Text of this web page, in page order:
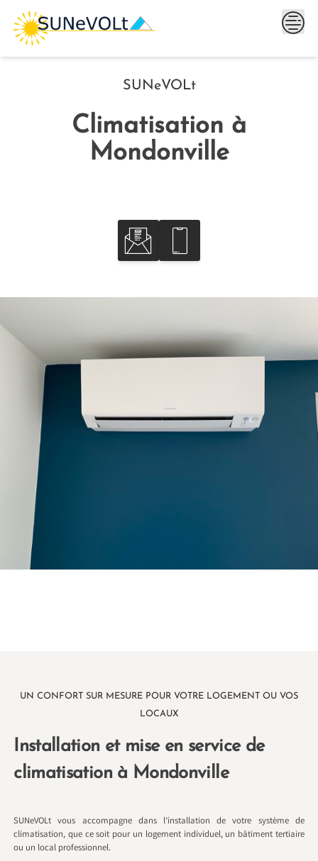
Skip
content
SUNeVOLt
Climatisation à
Mondonville
UN CONFORT SUR MESURE POUR VOTRE LOGEMENT OU VOS
LOCAUX
Installation et mise en service de
climatisation à Mondonville
SUNeVOLt vous accompagne dans l’installation de votre système de
climatisation, que ce soit pour un logement individuel, un bâtiment tertiaire
ou un local professionnel.